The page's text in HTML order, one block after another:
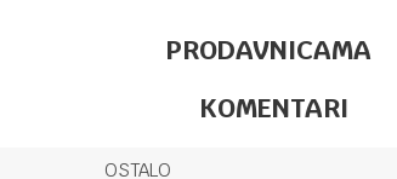
PRODAVNICAMA
KOMENTARI
OSTALO